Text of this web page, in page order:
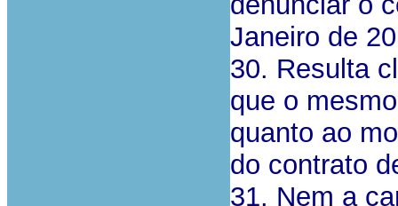
Janeiro de
30. Resulta
que o
quanto ao
do contrato
31. Nem a